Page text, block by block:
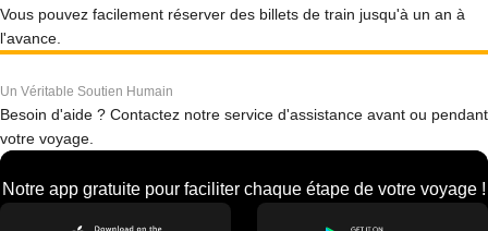
Vous pouvez facilement réserver des billets de train jusqu'à un an à
l'avance.
Un Véritable Soutien Humain
Besoin d'aide ? Contactez notre service d'assistance avant ou pendant
votre voyage.
Notre app gratuite pour faciliter chaque étape de votre voyage !